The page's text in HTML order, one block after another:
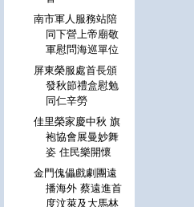
南市軍人服務站陪
同下營上帝廟敬
軍慰問海巡單位
屏東榮服處首長頒
發秋節禮盒慰勉
同仁辛勞
佳里榮家慶中秋 旗
袍協會展曼妙舞
姿 住民樂開懷
金門傀儡戲劇團遠
播海外 蔡遠進首
度汶萊及大馬林